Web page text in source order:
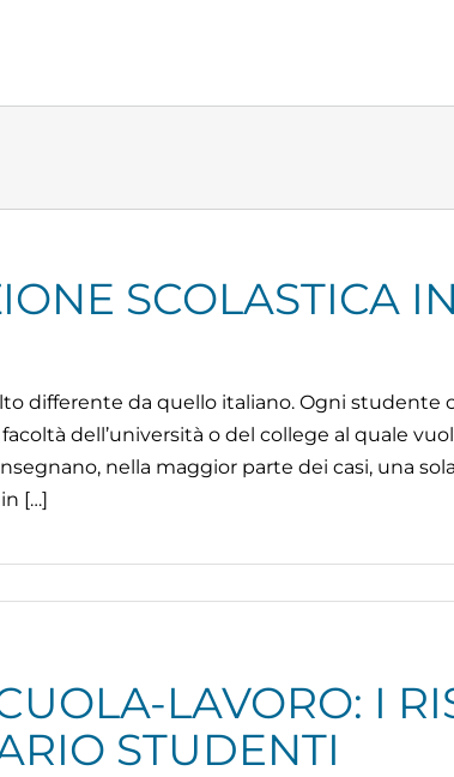
SCOLASTICA
differente da quello italiano. Ogni studente
dell’università o del college al quale
nella maggior parte dei casi, una
[…]
LAVORO: I
STUDENTI